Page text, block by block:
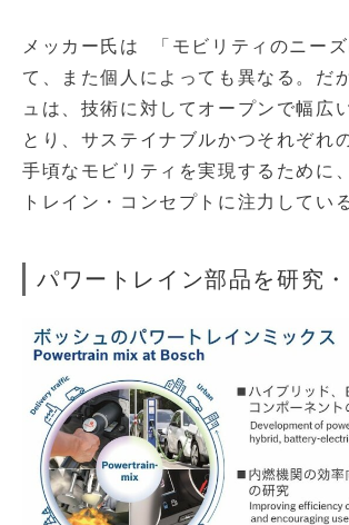
メッカー氏は 「モビリティのニー
て、また個人によっても異なる。だ
ュは、技術に対してオープンで幅広
とり、サステイナブルかつそれぞれ
手頃なモビリティを実現するために
トレイン・コンセプトに注力してい
パワートレイン部品を研究